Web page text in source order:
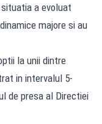
a evoluat
majore si au
la unii dintre
in intervalul 5-
de presa al Directiei